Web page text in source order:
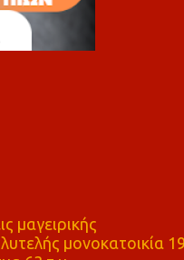
μαγειρικής
μονοκατοικία